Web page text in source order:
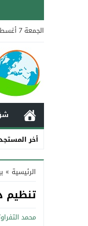
الجمعة 7 أغسطس 2026 - 20:28 مساءً
أخر
الرئيسية »
تنظيم
محمد